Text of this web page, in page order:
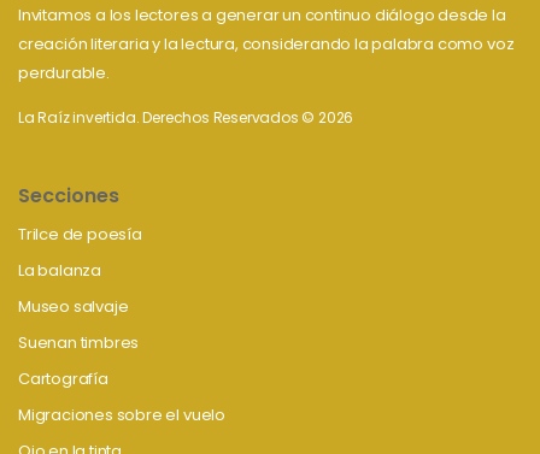
Invitamos a los lectores a generar un continuo diálogo desde la
creación literaria y la lectura, considerando la palabra como voz
perdurable.
La Raíz invertida. Derechos Reservados © 2026
Secciones
Trilce de poesía
La balanza
Museo salvaje
Suenan timbres
Cartografía
Migraciones sobre el vuelo